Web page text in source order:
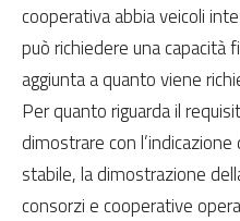
cooperativa abbia veicoli
può richiedere una capacità
aggiunta a quanto viene
Per quanto riguarda il
dimostrare con
stabile, la dimostrazione
consorzi e cooperative